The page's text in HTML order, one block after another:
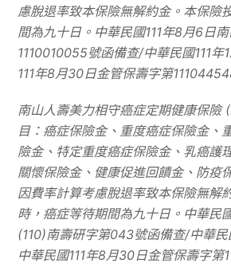
慮脫退率致本保險無解約金。本保險
間為九十日。中華民國111年8月6日
1110010055號函備查/中華民國111年
111年8月30日金管保壽字第
南山人壽美力相守癌症定期健康保險
目：癌症保險金、重度癌症保險金、
險金、特定重度癌症保險金、乳癌護
關懷保險金、健康促進回饋金、防疫
因費率計算考慮脫退率致本保險無解
時，癌症等待期間為九十日。中華民
(110)南壽研字第043號函備查/中華民
中華民國111年8月30日金管保壽字第